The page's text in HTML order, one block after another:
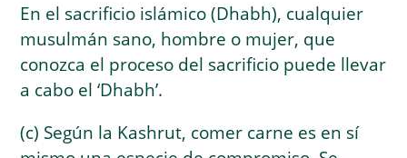
En el sacrificio islámico (Dhabh), cualquier
musulmán sano, hombre o mujer, que
conozca el proceso del sacrificio puede llevar
a cabo el ‘Dhabh’.
(c) Según la Kashrut, comer carne es en sí